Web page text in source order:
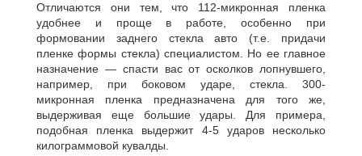
Отличаются они тем, что 112-микронная пленка
удобнее и проще в работе, особенно при
формовании заднего стекла авто (т.е. придачи
пленке формы стекла) специалистом. Но ее главное
назначение — спасти вас от осколков лопнувшего,
например, при боковом ударе, стекла. 300-
микронная пленка предназначена для того же,
выдерживая еще большие удары. Для примера,
подобная пленка выдержит 4-5 ударов несколько
килограммовой кувалды.